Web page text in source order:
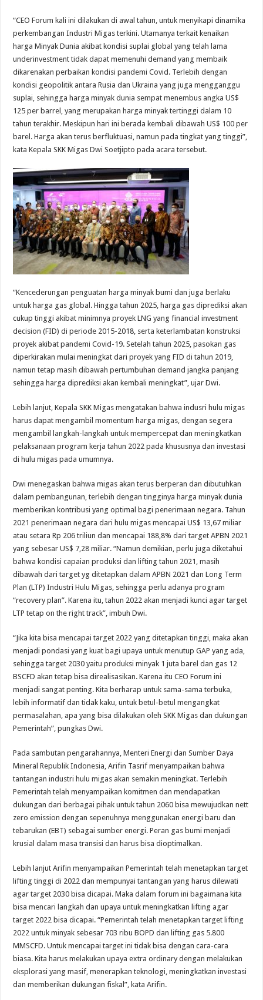
“CEO Forum kali ini dilakukan di awal tahun, untuk menyikapi dinamika
perkembangan Industri Migas terkini. Utamanya terkait kenaikan
harga Minyak Dunia akibat kondisi suplai global yang telah lama
underinvestment tidak dapat memenuhi demand yang membaik
dikarenakan perbaikan kondisi pandemi Covid. Terlebih dengan
kondisi geopolitik antara Rusia dan Ukraina yang juga mengganggu
suplai, sehingga harga minyak dunia sempat menembus angka US$
125 per barrel, yang merupakan harga minyak tertinggi dalam 10
tahun terakhir. Meskipun hari ini berada kembali dibawah US$ 100 per
barel. Harga akan terus berfluktuasi, namun pada tingkat yang tinggi”,
kata Kepala SKK Migas Dwi Soetjipto pada acara tersebut.
“Kencederungan penguatan harga minyak bumi dan juga berlaku
untuk harga gas global. Hingga tahun 2025, harga gas diprediksi akan
cukup tinggi akibat minimnya proyek LNG yang financial investment
decision (FID) di periode 2015-2018, serta keterlambatan konstruksi
proyek akibat pandemi Covid-19. Setelah tahun 2025, pasokan gas
diperkirakan mulai meningkat dari proyek yang FID di tahun 2019,
namun tetap masih dibawah pertumbuhan demand jangka panjang
sehingga harga diprediksi akan kembali meningkat”, ujar Dwi.
Lebih lanjut, Kepala SKK Migas mengatakan bahwa indusri hulu migas
harus dapat mengambil momentum harga migas, dengan segera
mengambil langkah-langkah untuk mempercepat dan meningkatkan
pelaksanaan program kerja tahun 2022 pada khususnya dan investasi
di hulu migas pada umumnya.
Dwi menegaskan bahwa migas akan terus berperan dan dibutuhkan
dalam pembangunan, terlebih dengan tingginya harga minyak dunia
memberikan kontribusi yang optimal bagi penerimaan negara. Tahun
2021 penerimaan negara dari hulu migas mencapai US$ 13,67 miliar
atau setara Rp 206 triliun dan mencapai 188,8% dari target APBN 2021
yang sebesar US$ 7,28 miliar. “Namun demikian, perlu juga diketahui
bahwa kondisi capaian produksi dan lifting tahun 2021, masih
dibawah dari target yg ditetapkan dalam APBN 2021 dan Long Term
Plan (LTP) Industri Hulu Migas, sehingga perlu adanya program
“recovery plan”. Karena itu, tahun 2022 akan menjadi kunci agar target
LTP tetap on the right track”, imbuh Dwi.
“Jika kita bisa mencapai target 2022 yang ditetapkan tinggi, maka akan
menjadi pondasi yang kuat bagi upaya untuk menutup GAP yang ada,
sehingga target 2030 yaitu produksi minyak 1 juta barel dan gas 12
BSCFD akan tetap bisa direalisasikan. Karena itu CEO Forum ini
menjadi sangat penting. Kita berharap untuk sama-sama terbuka,
lebih informatif dan tidak kaku, untuk betul-betul mengangkat
permasalahan, apa yang bisa dilakukan oleh SKK Migas dan dukungan
Pemerintah”, pungkas Dwi.
Pada sambutan pengarahannya, Menteri Energi dan Sumber Daya
Mineral Republik Indonesia, Arifin Tasrif menyampaikan bahwa
tantangan industri hulu migas akan semakin meningkat. Terlebih
Pemerintah telah menyampaikan komitmen dan mendapatkan
dukungan dari berbagai pihak untuk tahun 2060 bisa mewujudkan nett
zero emission dengan sepenuhnya menggunakan energi baru dan
tebarukan (EBT) sebagai sumber energi. Peran gas bumi menjadi
krusial dalam masa transisi dan harus bisa dioptimalkan.
Lebih lanjut Arifin menyampaikan Pemerintah telah menetapkan target
lifting tinggi di 2022 dan mempunyai tantangan yang harus dilewati
agar target 2030 bisa dicapai. Maka dalam forum ini bagaimana kita
bisa mencari langkah dan upaya untuk meningkatkan lifting agar
target 2022 bisa dicapai. “Pemerintah telah menetapkan target lifting
2022 untuk minyak sebesar 703 ribu BOPD dan lifting gas 5.800
MMSCFD. Untuk mencapai target ini tidak bisa dengan cara-cara
biasa. Kita harus melakukan upaya extra ordinary dengan melakukan
eksplorasi yang masif, menerapkan teknologi, meningkatkan investasi
dan memberikan dukungan fiskal”, kata Arifin.